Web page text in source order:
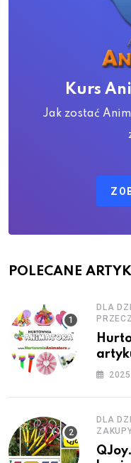
Kurs
Jak zostać
POLECANE
DLA
DLA